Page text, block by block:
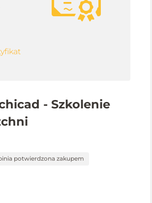
- Szkolenie
potwierdzona zakupem